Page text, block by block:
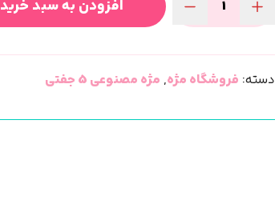
مصنوعی)
افزودن به سبد خرید
دسته: فروشگاه مژه, مژه مصنوعی 5 جفتی